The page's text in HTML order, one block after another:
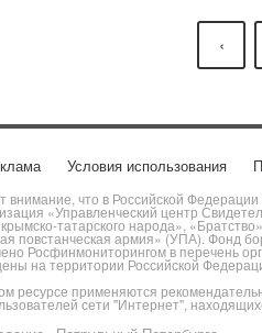
‹
Условия использования
внимание, что в Российской
«Управленческий центр
татарского народа»,
повстанческая армия» (УПА). Фонд
Росфинмониторингом в перечень
на территории Российской
ресурсе применяются
сети "Интернет",